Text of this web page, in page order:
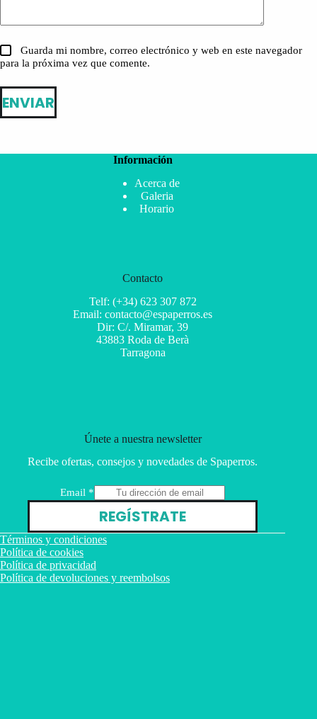
Guarda mi nombre, correo electrónico y web en este navegador
para la próxima vez que comente.
ENVIAR
Información
Acerca de
Galeria
Horario
Contacto
Telf: (+34) 623 307 872
Email: contacto@espaperros.es
Dir: C/. Miramar, 39
43883 Roda de Berà
Tarragona
Únete a nuestra newsletter
Recibe ofertas, consejos y novedades de Spaperros.
m
i
l
Email *
REGÍSTRATE
Términos y condiciones
Política de cookies
Política de privacidad
Política de devoluciones y reembolsos